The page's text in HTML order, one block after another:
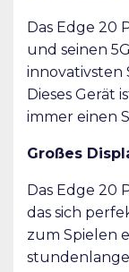
Das Edge 20
und seinen
innovativsten
Dieses Gerät
immer einen
Großes
Das Edge 20
das sich
zum Spielen